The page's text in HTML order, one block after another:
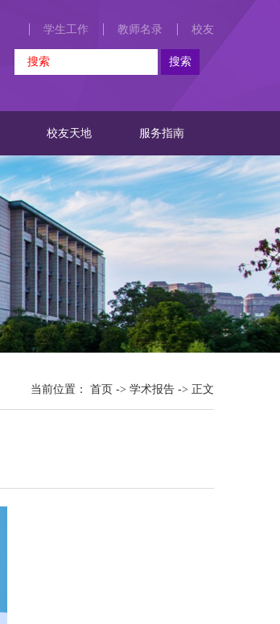
学生工作 教师名录 校友
校友天地 服务指南
当前位置： 首页 -> 学术报告 -> 正文